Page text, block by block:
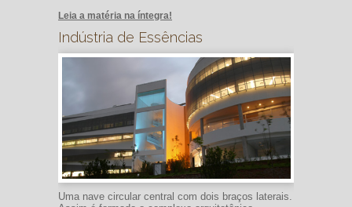
Leia a matéria na íntegra!
Indústria de Essências
Uma nave circular central com dois braços laterais.